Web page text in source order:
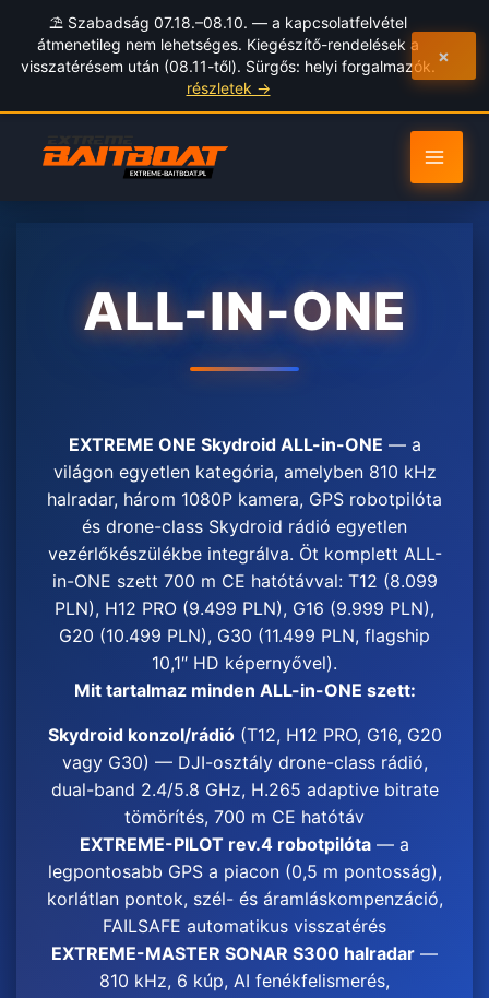
⛱️ Szabadság 07.18.–08.10. — a kapcsolatfelvétel
átmenetileg nem lehetséges. Kiegészítő-rendelések a
visszatérésem után (08.11-től). Sürgős: helyi forgalmazók.
részletek →
×
content
ALL-IN-ONE
EXTREME ONE Skydroid ALL-in-ONE — a
világon egyetlen kategória, amelyben 810 kHz
halradar, három 1080P kamera, GPS robotpilóta
és drone-class Skydroid rádió egyetlen
vezérlőkészülékbe integrálva. Öt komplett ALL-
in-ONE szett 700 m CE hatótávval: T12 (8.099
PLN), H12 PRO (9.499 PLN), G16 (9.999 PLN),
G20 (10.499 PLN), G30 (11.499 PLN, flagship
10,1″ HD képernyővel).
Mit tartalmaz minden ALL-in-ONE szett:
Skydroid konzol/rádió(T12, H12 PRO, G16, G20
vagy G30) — DJI-osztály drone-class rádió,
dual-band 2.4/5.8 GHz, H.265 adaptive bitrate
tömörítés, 700 m CE hatótáv
EXTREME-PILOT rev.4 robotpilóta — a
legpontosabb GPS a piacon (0,5 m pontosság),
korlátlan pontok, szél- és áramláskompenzáció,
FAILSAFE automatikus visszatérés
EXTREME-MASTER SONAR S300 halradar —
810 kHz, 6 kúp, AI fenékfelismerés,